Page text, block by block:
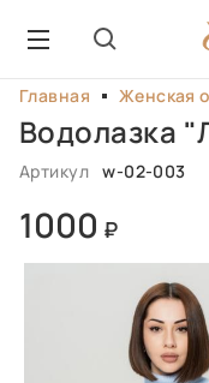
Главная Женская
Водолазка
Артикул w-02-003
1000